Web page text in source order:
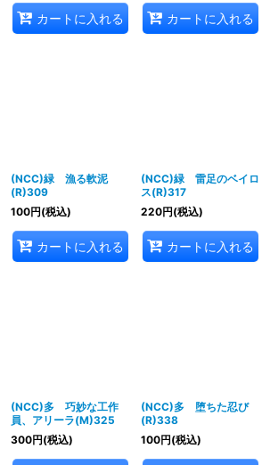
カートに入れる カートに入れる
(NCC)緑 漁る軟泥
(R)309
100円(税込)
カートに入れる
(NCC)緑 雷足のベイロ
ス(R)317
220円(税込)
カートに入れる
(NCC)多 巧妙な工作
員、アリーラ(M)325
300円(税込)
(NCC)多 堕ちた忍び
(R)338
100円(税込)